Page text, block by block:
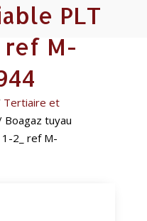
PLT
ref M-
Tertiaire et
Boagaz tuyau
2_ ref M-